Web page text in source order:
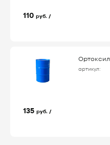
110 руб. /
артикул:
135 руб. /